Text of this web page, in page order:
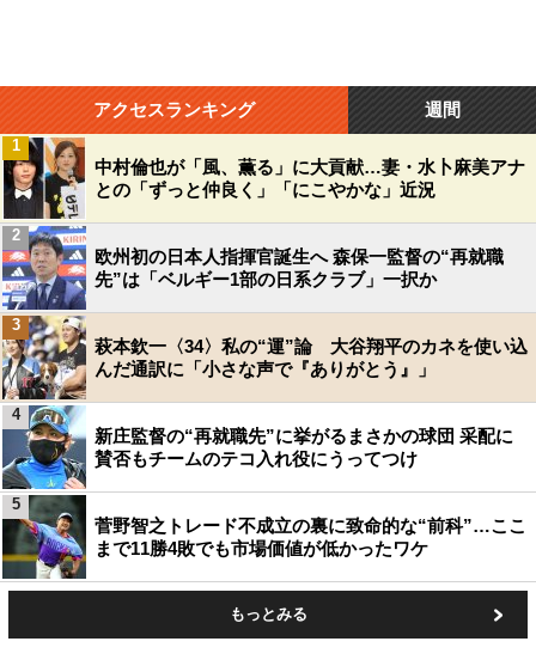
アクセスランキング 週間
中村倫也が「風、薫る」に大貢献…妻・水卜麻美アナ
との「ずっと仲良く」「にこやかな」近況
1
欧州初の日本人指揮官誕生へ 森保一監督の“再就職
先”は「ベルギー1部の日系クラブ」一択か
2
萩本欽一〈34〉私の“運”論 大谷翔平のカネを使い込
んだ通訳に「小さな声で『ありがとう』」
3
新庄監督の“再就職先”に挙がるまさかの球団 采配に
賛否もチームのテコ入れ役にうってつけ
4
菅野智之トレード不成立の裏に致命的な“前科”…ここ
まで11勝4敗でも市場価値が低かったワケ
5
もっとみる